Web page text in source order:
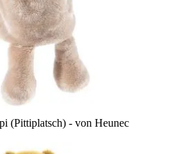
(Pittiplatsch) - von Heunec